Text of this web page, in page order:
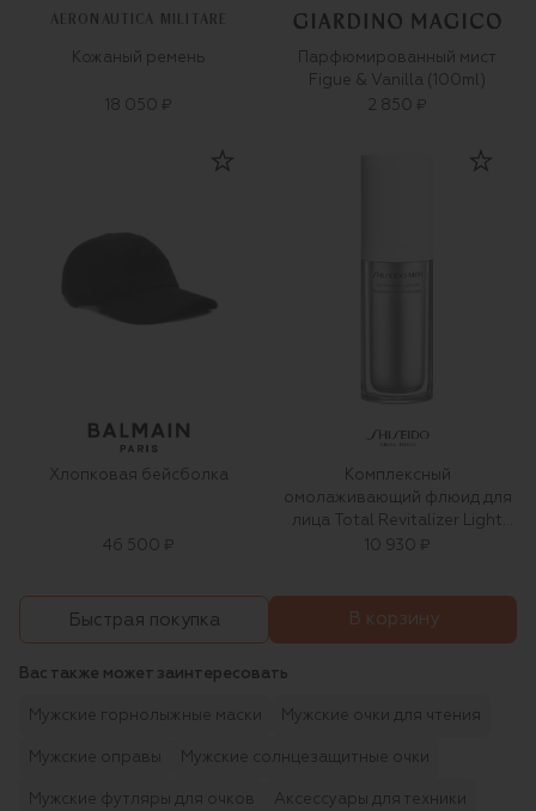
AERONAUTICA MILITARE
Кожаный ремень
18 050 ₽
Парфюмированный мист
Figue & Vanilla (100ml)
2 850 ₽
Хлопковая бейсболка
46 500 ₽
Комплексный
омолаживающий флюид для
лица Total Revitalizer Light
Fluid (70ml)
10 930 ₽
Быстрая покупка В корзину
Вас также может заинтересовать
Мужские горнолыжные маски Мужские очки для чтения
Мужские оправы Мужские солнцезащитные очки
Мужские футляры для очков Аксессуары для техники